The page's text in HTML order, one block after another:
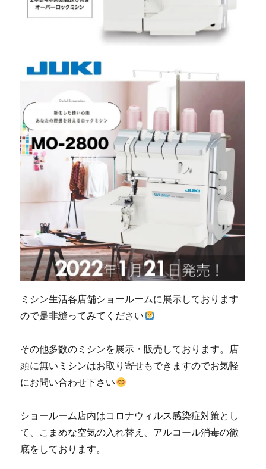
ミシン生活各店舗ショールームに展示しております
ので是非縫ってみてください
その他多数のミシンを展示・販売しております。店
頭に無いミシンはお取り寄せもできますのでお気軽
にお問い合わせ下さい
ショールーム店内はコロナウィルス感染症対策とし
て、こまめな空気の入れ替え、アルコール消毒の徹
底をしております。